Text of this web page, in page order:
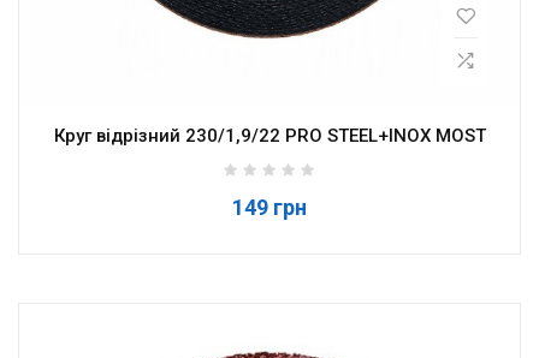
Круг відрізний 230/1,9/22 PRO STEEL+INOX MOST
149 грн